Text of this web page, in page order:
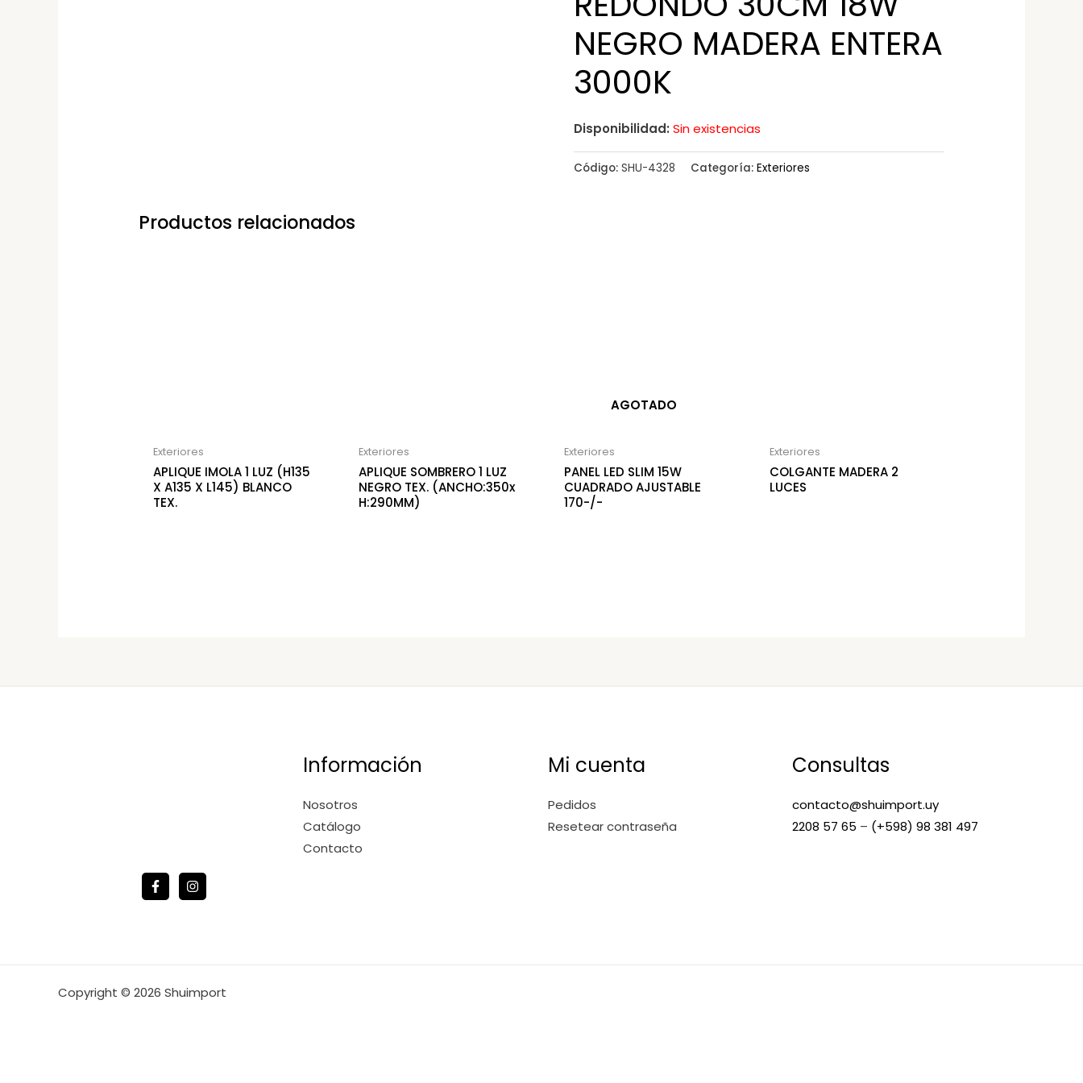
NEGRO MADERA ENTERA
3000K
Disponibilidad: Sin existencias
Código: SHU-4328 Categoría: Exteriores
Productos relacionados
Exteriores
APLIQUE IMOLA 1 LUZ (H135
X A135 X L145) BLANCO
TEX.
Exteriores
APLIQUE SOMBRERO 1 LUZ
NEGRO TEX. (ANCHO:350x
H:290MM)
AGOTADO
Exteriores
PANEL LED SLIM 15W
CUADRADO AJUSTABLE
170-/-
Exteriores
COLGANTE MADERA 2
LUCES
Información
Nosotros
Catálogo
Contacto
Mi cuenta
Pedidos
Resetear contraseña
Consultas
contacto@shuimport.uy
2208 57 65 – (+598) 98 381 497
Copyright © 2026 Shuimport